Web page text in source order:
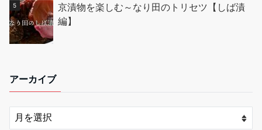
京漬物を楽しむ～なり田のトリセツ【しば漬
編】
アーカイブ